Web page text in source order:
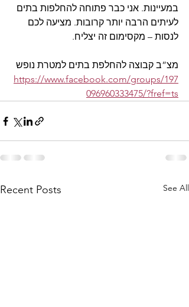
במעיינות. אני כבר פתוחה להחלפות בתים
לעיתים הרבה יותר קרובות. מציעה לכם
לנסות – מקסימום זה יצליח.
מצ”ב קבוצה להחלפת בתים למטרת נופש
https://www.facebook.com/groups/197
096960333475/?fref=ts
Recent Posts See All